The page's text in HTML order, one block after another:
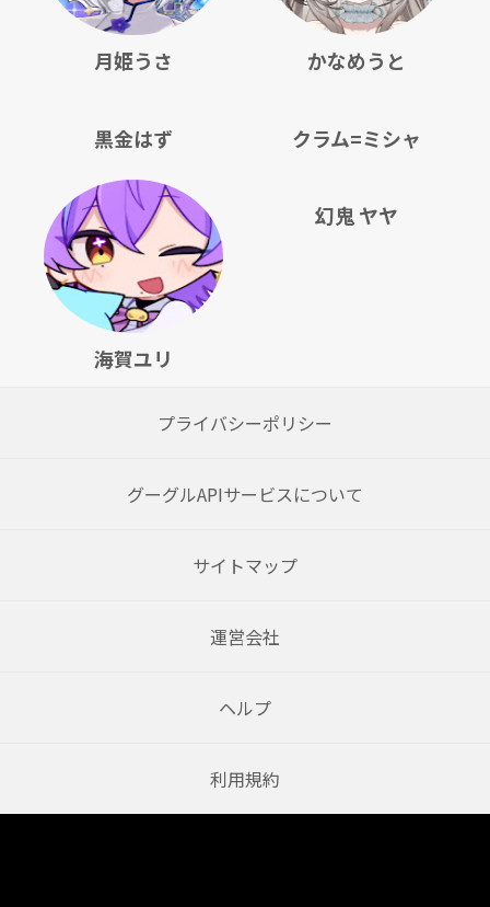
月姫うさ かなめうと
黒金はず クラム=ミシャ
海賀ユリ
幻鬼 ヤヤ
プライバシーポリシー
グーグルAPIサービスについて
サイトマップ
運営会社
ヘルプ
利用規約